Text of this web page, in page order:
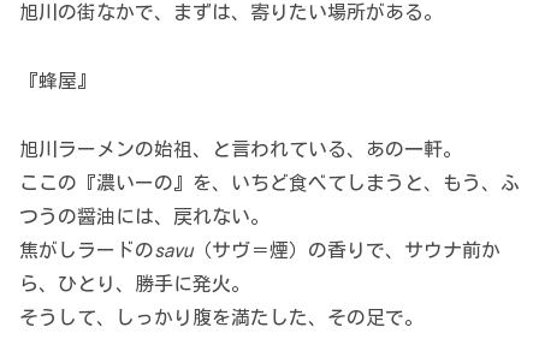
旭川の街なかで、まずは、寄りたい場所がある。
『蜂屋』
旭川ラーメンの始祖、と言われている、あの一軒。
ここの『濃いーの』を、いちど食べてしまうと、もう、ふ
つうの醤油には、戻れない。
焦がしラードのsavu（サヴ＝煙）の香りで、サウナ前か
ら、ひとり、勝手に発火。
そうして、しっかり腹を満たした、その足で。